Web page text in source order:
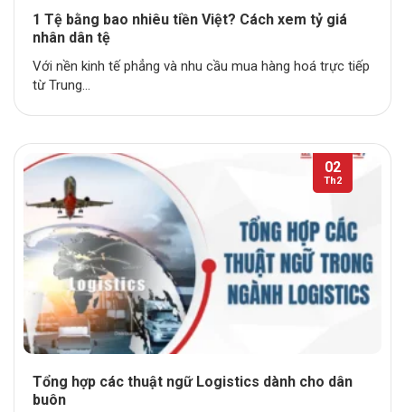
1 Tệ bằng bao nhiêu tiền Việt? Cách xem tỷ giá
nhân dân tệ
Với nền kinh tế phẳng và nhu cầu mua hàng hoá trực tiếp
từ Trung...
Tổng hợp các thuật ngữ Logistics dành cho dân
buôn
02
Th2